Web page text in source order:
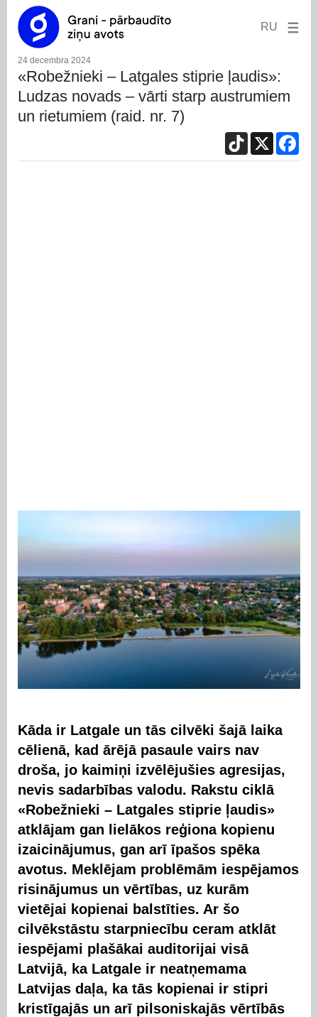
RU
24 decembra 2024
«Robežnieki – Latgales stiprie ļaudis»:
Ludzas novads – vārti starp austrumiem
un rietumiem (raid. nr. 7)
TikTok
X
Kāda ir Latgale un tās cilvēki šajā laika
cēlienā, kad ārējā pasaule vairs nav
droša, jo kaimiņi izvēlējušies agresijas,
nevis sadarbības valodu. Rakstu ciklā
«Robežnieki – Latgales stiprie ļaudis»
atklājam gan lielākos reģiona kopienu
izaicinājumus, gan arī īpašos spēka
avotus. Meklējam problēmām iespējamos
risinājumus un vērtības, uz kurām
vietējai kopienai balstīties. Ar šo
cilvēkstāstu starpniecību ceram atklāt
iespējami plašākai auditorijai visā
Latvijā, ka Latgale ir neatņemama
Latvijas daļa, ka tās kopienai ir stipri
kristīgajās un arī pilsoniskajās vērtībās